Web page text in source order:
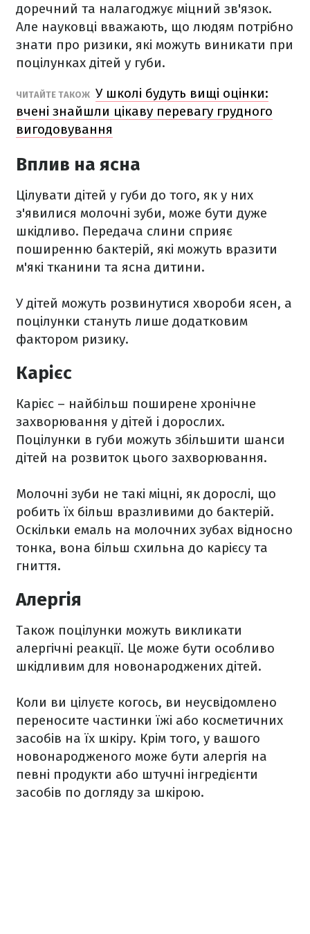
доречний та налагоджує міцний зв'язок.
Але науковці вважають, що людям потрібно
знати про ризики, які можуть виникати при
поцілунках дітей у губи.
ЧИТАЙТЕ ТАКОЖ У школі будуть вищі оцінки:
вчені знайшли цікаву перевагу грудного
вигодовування
Вплив на ясна
Цілувати дітей у губи до того, як у них
з'явилися молочні зуби, може бути дуже
шкідливо. Передача слини сприяє
поширенню бактерій, які можуть вразити
м'які тканини та ясна дитини.
У дітей можуть розвинутися хвороби ясен, а
поцілунки стануть лише додатковим
фактором ризику.
Карієс
Карієс – найбільш поширене хронічне
захворювання у дітей і дорослих.
Поцілунки в губи можуть збільшити шанси
дітей на розвиток цього захворювання.
Молочні зуби не такі міцні, як дорослі, що
робить їх більш вразливими до бактерій.
Оскільки емаль на молочних зубах відносно
тонка, вона більш схильна до карієсу та
гниття.
Алергія
Також поцілунки можуть викликати
алергічні реакції. Це може бути особливо
шкідливим для новонароджених дітей.
Коли ви цілуєте когось, ви неусвідомлено
переносите частинки їжі або косметичних
засобів на їх шкіру. Крім того, у вашого
новонародженого може бути алергія на
певні продукти або штучні інгредієнти
засобів по догляду за шкірою.